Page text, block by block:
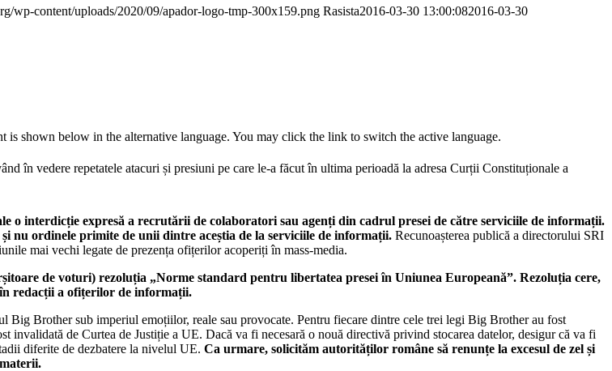
wp-content/uploads/2020/09/apador-logo-tmp-300x159.png Rasista2016-03-30 13:00:082016-03-30
is shown below in the alternative language. You may click the link to switch the active language.
în vedere repetatele atacuri și presiuni pe care le-a făcut în ultima perioadă la adresa Curții Constituționale a
o interdicție expresă a recrutării de colaboratori sau agenți din cadrul presei de către serviciile de informații.
nu ordinele primite de unii dintre aceștia de la serviciile de informații. Recunoașterea publică a directorului SRI
mai vechi legate de prezența ofițerilor acoperiți în mass-media.
de voturi) rezoluția „Norme standard pentru libertatea presei în Uniunea Europeană”. Rezoluția cere,
redacții a ofițerilor de informații.
Big Brother sub imperiul emoțiilor, reale sau provocate. Pentru fiecare dintre cele trei legi Big Brother au fost
invalidată de Curtea de Justiție a UE. Dacă va fi necesară o nouă directivă privind stocarea datelor, desigur că va fi
diferite de dezbatere la nivelul UE. Ca urmare, solicităm autorităților române să renunțe la excesul de zel și